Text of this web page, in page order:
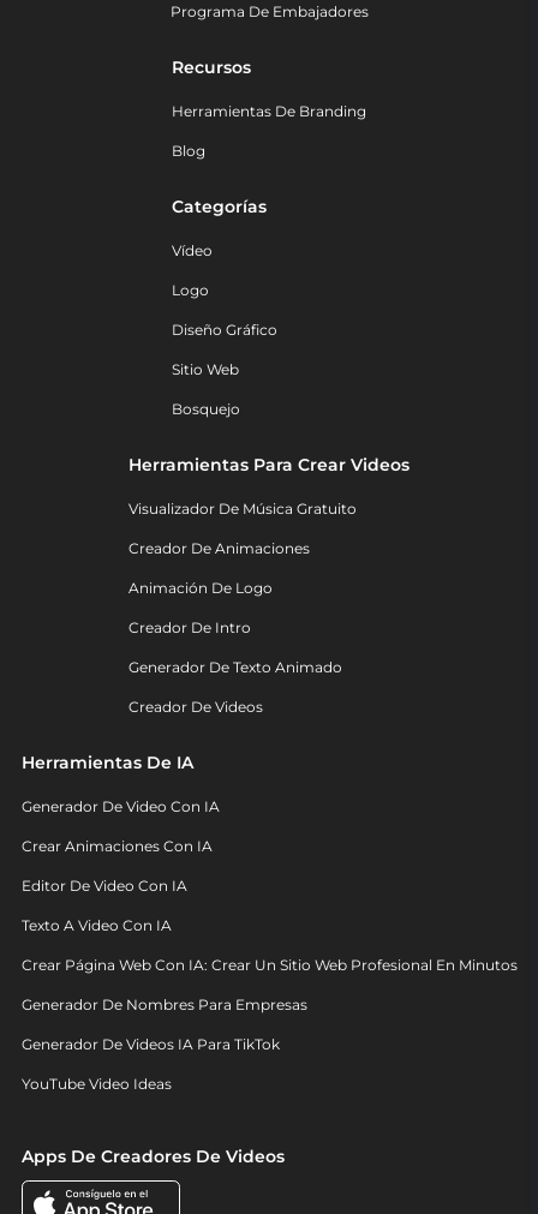
Programa De Embajadores
Recursos
Herramientas De Branding
Blog
Categorías
Vídeo
Logo
Diseño Gráfico
Sitio Web
Bosquejo
Herramientas Para Crear Videos
Visualizador De Música Gratuito
Creador De Animaciones
Animación De Logo
Creador De Intro
Generador De Texto Animado
Creador De Videos
Herramientas De IA
Generador De Video Con IA
Crear Animaciones Con IA
Editor De Video Con IA
Texto A Video Con IA
Crear Página Web Con IA: Crear Un Sitio Web Profesional En Minutos
Generador De Nombres Para Empresas
Generador De Videos IA Para TikTok
YouTube Video Ideas
Apps De Creadores De Videos